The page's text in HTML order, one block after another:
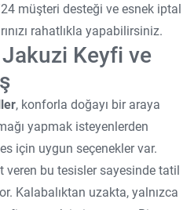
müşteri desteği ve esnek iptal
rahatlıkla yapabilirsiniz.
Jakuzi Keyfi ve
, konforla doğayı bir araya
yapmak isteyenlerden
için uygun seçenekler var.
veren bu tesisler sayesinde tatil
Kalabalıktan uzakta, yalnızca